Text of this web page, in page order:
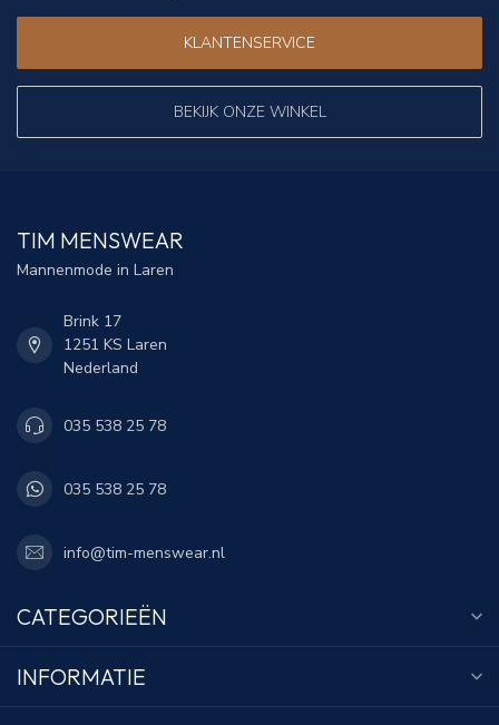
KLANTENSERVICE
BEKIJK ONZE WINKEL
TIM MENSWEAR
Mannenmode in Laren
Brink 17
1251 KS Laren
Nederland
035 538 25 78
035 538 25 78
info@tim-menswear.nl
CATEGORIEËN
INFORMATIE